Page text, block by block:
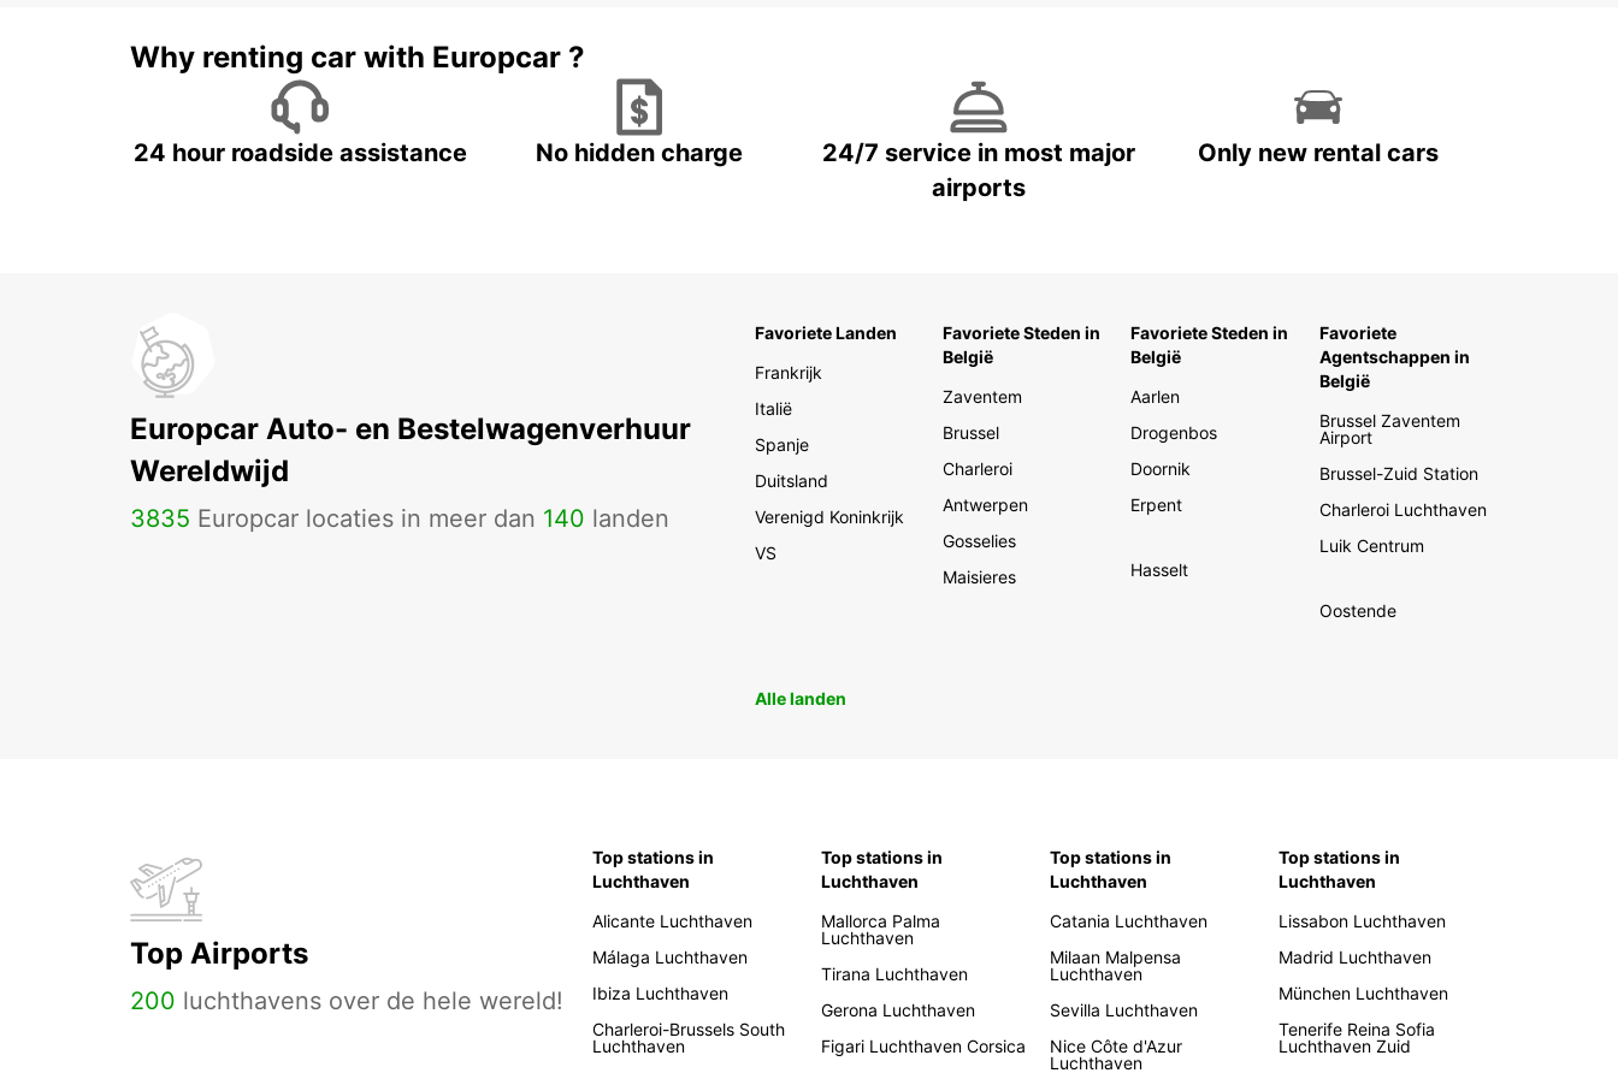
Why renting car with Europcar ?
24 hour roadside assistance No hidden charge
24/7 service in most major
airports
Only new rental cars
Europcar Auto- en Bestelwagenverhuur
Wereldwijd
3835 Europcar locaties in meer dan 140 landen
Favoriete Landen
Frankrijk
Italië
Spanje
Duitsland
Verenigd Koninkrijk
VS
Favoriete Steden in
België
Zaventem
Brussel
Charleroi
Antwerpen
Gosselies
Maisieres
Favoriete Steden in
België
Aarlen
Drogenbos
Doornik
Erpent
Hasselt
Favoriete
Agentschappen in
België
Brussel Zaventem
Airport
Brussel-Zuid Station
Charleroi Luchthaven
Luik Centrum
Oostende
Alle landen
Top Airports
200 luchthavens over de hele wereld!
Top stations in
Luchthaven
Alicante Luchthaven
Málaga Luchthaven
Ibiza Luchthaven
Charleroi-Brussels South
Luchthaven
Top stations in
Luchthaven
Mallorca Palma
Luchthaven
Tirana Luchthaven
Gerona Luchthaven
Figari Luchthaven Corsica
Top stations in
Luchthaven
Catania Luchthaven
Milaan Malpensa
Luchthaven
Sevilla Luchthaven
Nice Côte d'Azur
Luchthaven
Top stations in
Luchthaven
Lissabon Luchthaven
Madrid Luchthaven
München Luchthaven
Tenerife Reina Sofia
Luchthaven Zuid